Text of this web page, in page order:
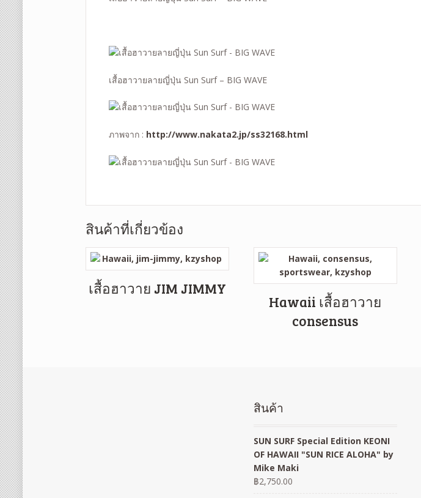
เสื้อฮาวายลายญี่ปุ่น Sun Surf – BIG WAVE
ภาพจาก : http://www.nakata2.jp/ss32168.html
สินค้าที่เกี่ยวข้อง
เสื้อฮาวาย JIM JIMMY
Hawaii เสื้อฮาวาย
consensus
สินค้า
SUN SURF Special Edition KEONI
OF HAWAII "SUN RICE ALOHA" by
Mike Maki
฿2,750.00